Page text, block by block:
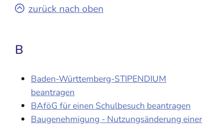
zurück nach oben
B
Baden-Württemberg-STIPENDIUM
beantragen
BAföG für einen Schulbesuch beantragen
Baugenehmigung - Nutzungsänderung einer